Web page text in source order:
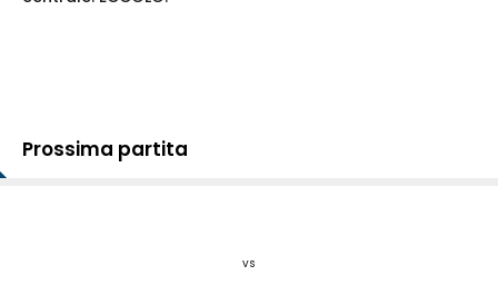
Prossima partita
vs